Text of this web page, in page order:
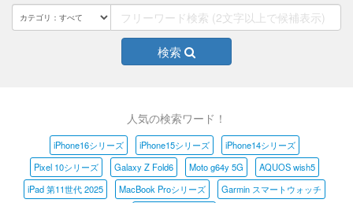
検索
人気の検索ワード！
iPhone16シリーズ iPhone15シリーズ
iPhone14シリーズ
Pixel 10シリーズ
Galaxy Z Fold6 Moto g64y 5G
AQUOS wish5
iPad 第11世代 2025
MacBook Proシリーズ
Garmin スマートウォッチ